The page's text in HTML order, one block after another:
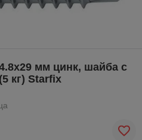
мм цинк, шайба с
кг) Starfix